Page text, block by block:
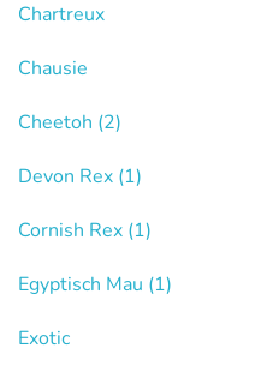
Chartreux
Chausie
Cheetoh (2)
Devon Rex (1)
Cornish Rex (1)
Egyptisch Mau (1)
Exotic